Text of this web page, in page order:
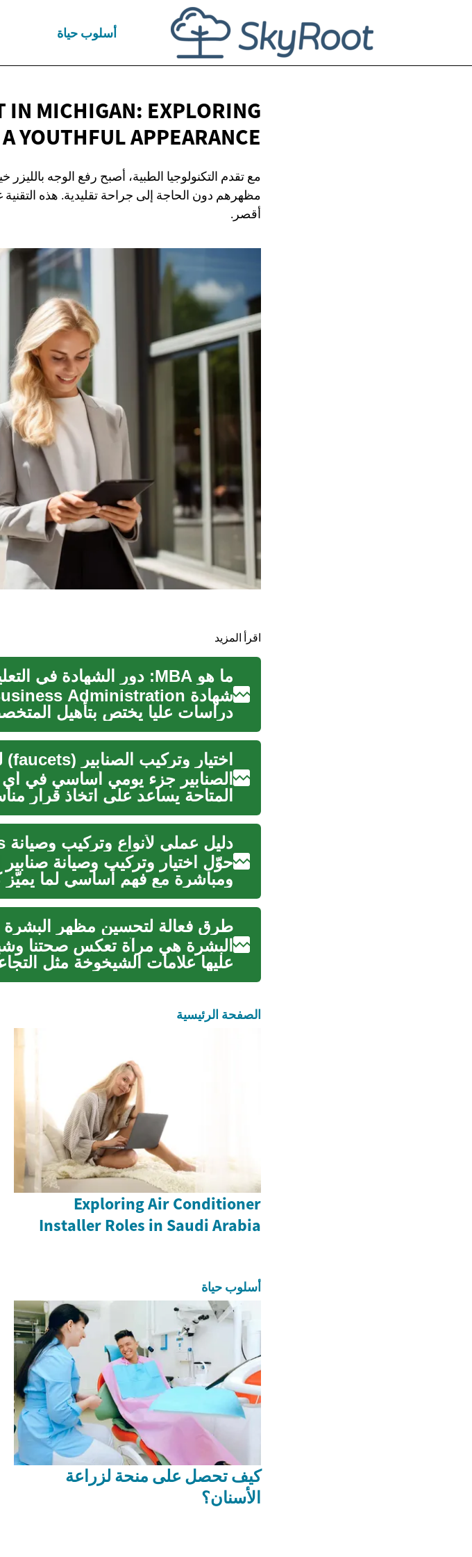
أسلوب حياة
IN MICHIGAN: EXPLORING
YOUTHFUL APPEARANCE
مع تقدم التكنولوجيا الطبية، أصبح رفع الوجه
مظهرهم دون الحاجة إلى جراحة تقليدية. هذه
أقصر.
اقرأ المزيد
ما هو MBA: دور الشهادة في التعليم والأثر المهني
دراسات عليا يختص بتأهيل
والإسترات...
اختيار وتركيب الصنابير (faucets) للمطبخ والحمام
الصنابير جزء يومي أساسي في
المتاحة يساعد على اتخاذ قرار
واحتياجاتك....
دليل عملي لأنواع وتركيب وصيانة Faucets للمطبخ والحمّام
حوّل اختيار وتركيب وصيانة
ومباشرة مع فهم أساسي لما
يشرح ...
طرق فعالة لتحسين مظهر البشرة
البشرة هي مرآة تعكس صحتنا
عليها علامات الشيخوخة مثل
الصفحة الرئيسية
Exploring Air Conditioner
Installer Roles in Saudi Arabia
أسلوب حياة
كيف تحصل على منحة لزراعة
الأسنان؟